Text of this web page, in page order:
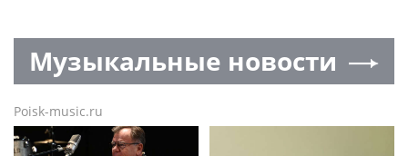
Музыкальные новости
Poisk-music.ru